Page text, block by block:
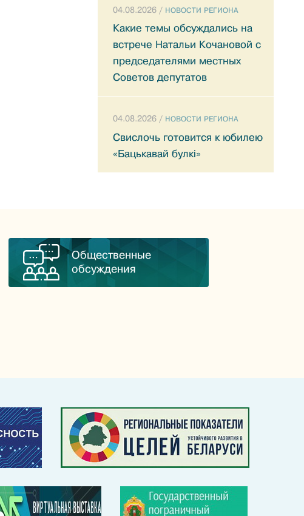
04.08.2026 / НОВОСТИ РЕГИОНА
Какие темы обсуждались на
встрече Натальи Кочановой с
председателями местных
Советов депутатов
04.08.2026 / НОВОСТИ РЕГИОНА
Свислочь готовится к юбилею
«Бацькавай булкі»
Общественные
обсуждения